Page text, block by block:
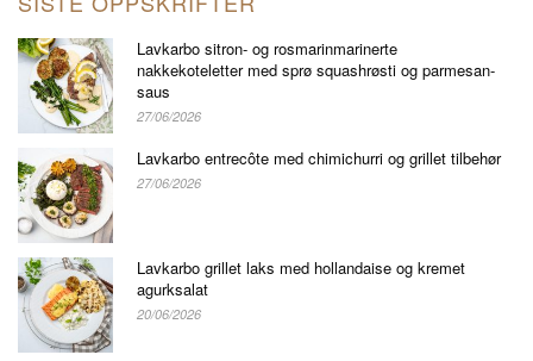
Lavkarbo sitron- og rosmarinmarinerte
nakkekoteletter med sprø squashrøsti og parmesan-
saus
27/06/2026
Lavkarbo entrecôte med chimichurri og grillet tilbehør
27/06/2026
Lavkarbo grillet laks med hollandaise og kremet
agurksalat
20/06/2026